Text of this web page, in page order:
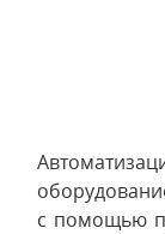
с помощью